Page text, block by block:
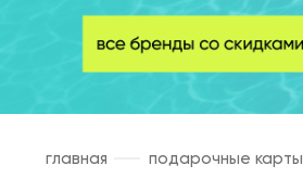
главная подарочные карты